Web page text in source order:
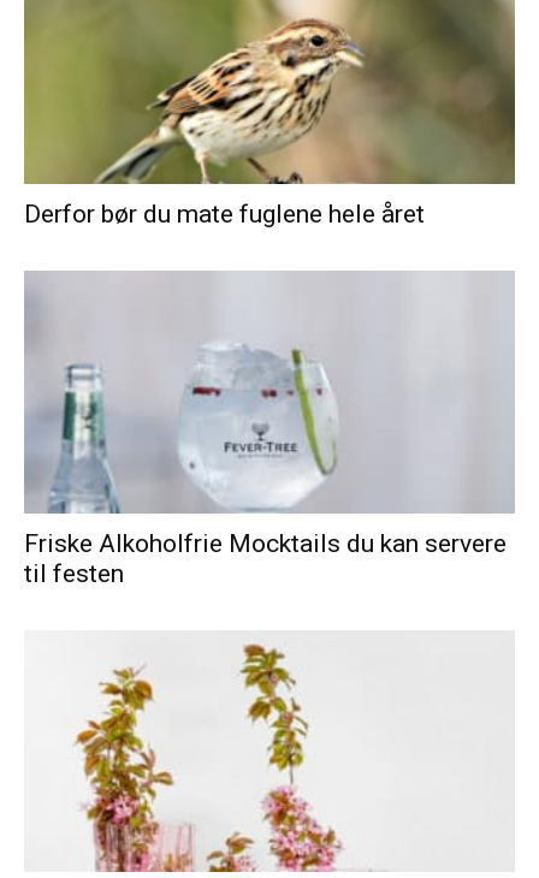
Derfor bør du mate fuglene hele året
Friske Alkoholfrie Mocktails du kan servere
til festen